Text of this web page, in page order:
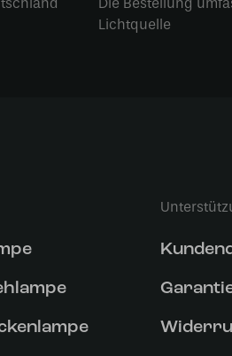
Lichtquelle